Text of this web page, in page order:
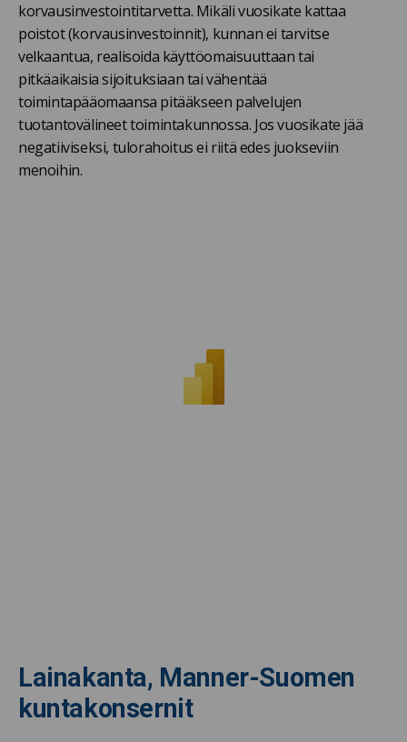
korvausinvestointitarvetta. Mikäli vuosikate kattaa
poistot (korvausinvestoinnit), kunnan ei tarvitse
velkaantua, realisoida käyttöomaisuuttaan tai
pitkäaikaisia sijoituksiaan tai vähentää
toimintapääomaansa pitääkseen palvelujen
tuotantovälineet toimintakunnossa. Jos vuosikate jää
negatiiviseksi, tulorahoitus ei riitä edes juokseviin
menoihin.
Lainakanta, Manner-Suomen
kuntakonsernit